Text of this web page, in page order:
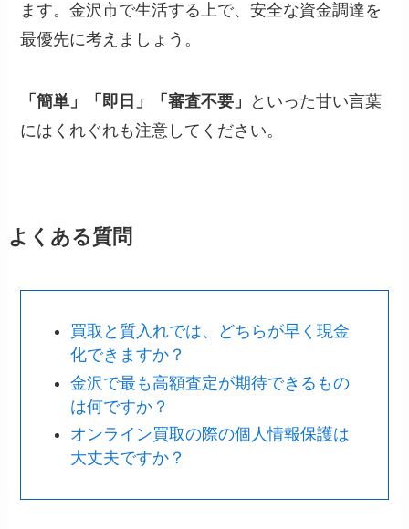
ます。金沢市で生活する上で、安全な資金調達を
最優先に考えましょう。
「簡単」「即日」「審査不要」
といった甘い言葉
にはくれぐれも注意してください。
よくある質問
買取と質入れでは、どちらが早く現金
化できますか？
金沢で最も高額査定が期待できるもの
は何ですか？
オンライン買取の際の個人情報保護は
大丈夫ですか？